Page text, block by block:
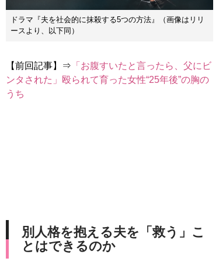
ドラマ『夫を社会的に抹殺する5つの方法』（画像はリリ
ースより、以下同）
【前回記事】⇒ 「お腹すいたと言ったら、父にビ
ンタされた」殴られて育った女性“25年後”の胸の
うち
別人格を抱える夫を「救う」こ
とはできるのか